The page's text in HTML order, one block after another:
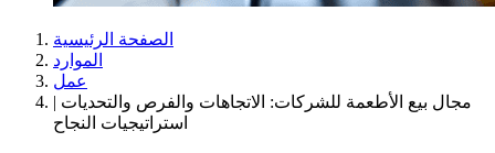
الصفحة الرئيسية
الموارد
عمل
مجال بيع الأطعمة للشركات: الاتجاهات والفرص والتحديات |
استراتيجيات النجاح